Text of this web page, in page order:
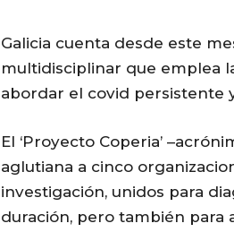
Galicia cuenta desde este
multidisciplinar que emplea
abordar el covid persistente
El ‘Proyecto Coperia’
aglutiana a cinco
investigación, unidos para
duración, pero también para